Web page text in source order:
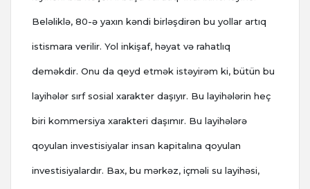
Beləliklə, 80-ə yaxın kəndi birləşdirən bu yollar artıq
istismara verilir. Yol inkişaf, həyat və rahatlıq
deməkdir. Onu da qeyd etmək istəyirəm ki, bütün bu
layihələr sırf sosial xarakter daşıyır. Bu layihələrin heç
biri kommersiya xarakteri daşımır. Bu layihələrə
qoyulan investisiyalar insan kapitalına qoyulan
investisiyalardır. Bax, bu mərkəz, içməli su layihəsi,